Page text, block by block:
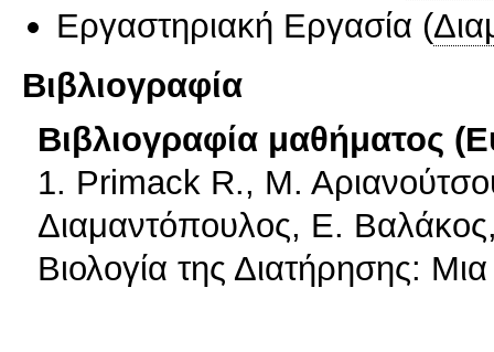
Εργαστηριακή Εργασία (
Βιβλιογραφία
Βιβλιογραφία μαθήματος
1. Primack R., Μ.
Διαμαντόπουλος, Ε.
Βιολογία της Διατήρησης: